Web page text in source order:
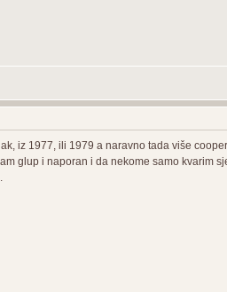
iz 1977, ili 1979 a naravno tada više
glup i naporan i da nekome samo kvarim